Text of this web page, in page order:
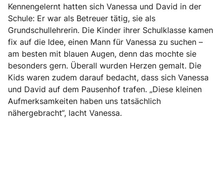
Kennengelernt hatten sich Vanessa und David in der
Schule: Er war als Betreuer tätig, sie als
Grundschullehrerin. Die Kinder ihrer Schulklasse kamen
fix auf die Idee, einen Mann für Vanessa zu suchen –
am besten mit blauen Augen, denn das mochte sie
besonders gern. Überall wurden Herzen gemalt. Die
Kids waren zudem darauf bedacht, dass sich Vanessa
und David auf dem Pausenhof trafen. „Diese kleinen
Aufmerksamkeiten haben uns tatsächlich
nähergebracht“, lacht Vanessa.